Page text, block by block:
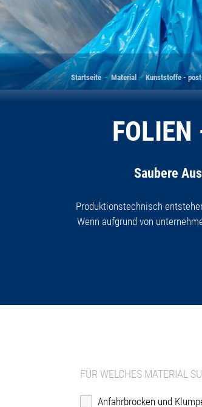
Startseite Material Kunststoffe -
Saubere
Produktionstechnisch
Wenn aufgrund von
FÜR WELCHES MATERIAL
Anfahrbrocken und